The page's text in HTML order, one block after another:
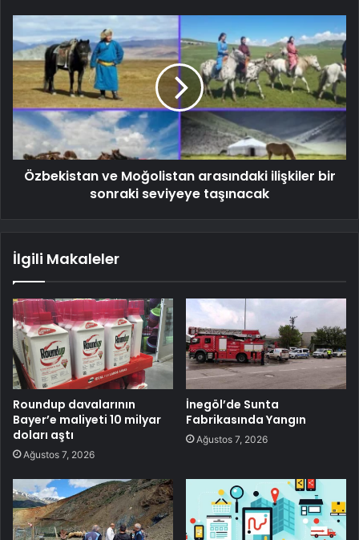
Özbekistan ve Moğolistan arasındaki ilişkiler bir
sonraki seviyeye taşınacak
İlgili Makaleler
Roundup davalarının
Bayer’e maliyeti 10 milyar
doları aştı
Ağustos 7, 2026
İnegöl’de Sunta
Fabrikasında Yangın
Ağustos 7, 2026